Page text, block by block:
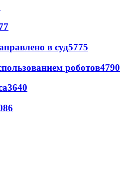
в суд5775
роботов4790
3640